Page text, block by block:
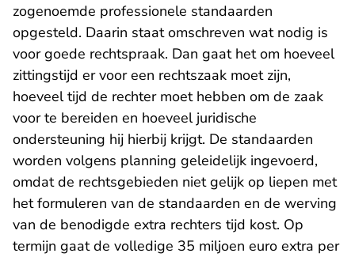
zogenoemde professionele standaarden
opgesteld. Daarin staat omschreven wat nodig is
voor goede rechtspraak. Dan gaat het om hoeveel
zittingstijd er voor een rechtszaak moet zijn,
hoeveel tijd de rechter moet hebben om de zaak
voor te bereiden en hoeveel juridische
ondersteuning hij hierbij krijgt. De standaarden
worden volgens planning geleidelijk ingevoerd,
omdat de rechtsgebieden niet gelijk op liepen met
het formuleren van de standaarden en de werving
van de benodigde extra rechters tijd kost. Op
termijn gaat de volledige 35 miljoen euro extra per